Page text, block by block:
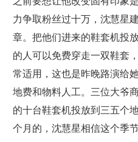
力争取粉丝过十万，沈慧星
章。把他们进来的鞋套机投
的人可以免费穿走一双鞋套
常适用，这也是昨晚路演给
地费和物料人工。三位大爷
的十台鞋套机投放到三五个
个月的，沈慧星相信这个季